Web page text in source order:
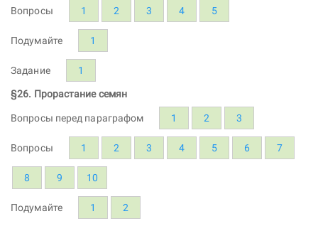
Вопросы 1 2 3 4 5
Подумайте 1
Задание 1
§26. Прорастание семян
Вопросы перед параграфом 1 2 3
Вопросы 1 2 3 4 5 6 7
8 9 10
Подумайте 1 2